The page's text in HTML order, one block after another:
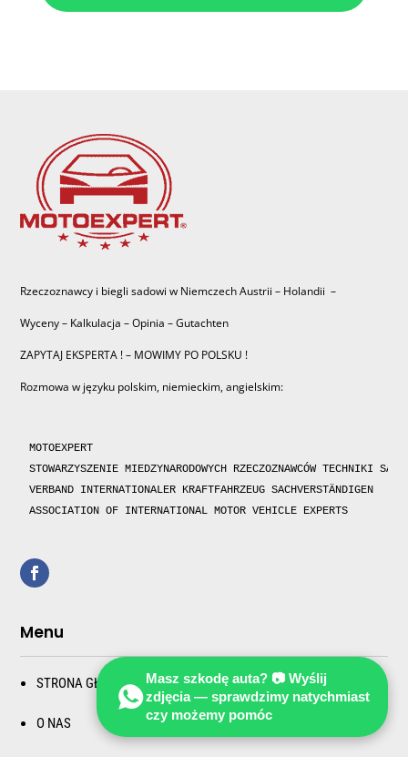
Rzeczoznawcy i biegli sadowi w Niemczech Austrii – Holandii –
Wyceny – Kalkulacja – Opinia – Gutachten
ZAPYTAJ EKSPERTA ! – MOWIMY PO POLSKU !
Rozmowa w języku polskim, niemieckim, angielskim:
MOTOEXPERT
STOWARZYSZENIE MIEDZYNARODOWYCH RZECZOZNAWCÓW TECHNIKI
VERBAND INTERNATIONALER KRAFTFAHRZEUG SACHVERSTÄNDIGEN
ASSOCIATION OF INTERNATIONAL MOTOR VEHICLE EXPERTS
Menu
STRONA GŁÓWNA
O NAS
Masz szkodę auta? 📷 Wyślij
zdjęcia — sprawdzimy natychmiast
czy możemy pomóc